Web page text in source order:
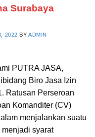
Surabaya
2022 BYADMIN
PUTRA JASA,
Biro Jasa Izin
Ratusan Perseroan
Komanditer (CV)
menjalankan suatu
syarat